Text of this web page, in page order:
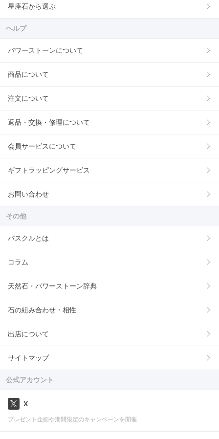
星座石から選ぶ
ヘルプ
パワーストーンについて
商品について
注文について
返品・交換・修理について
会員サービスについて
ギフトラッピングサービス
お問い合わせ
その他
パスクルとは
コラム
天然石・パワーストーン辞典
石の組み合わせ・相性
出店について
サイトマップ
公式アカウント
X
プレゼント企画や期間限定のキャンペーンを開催